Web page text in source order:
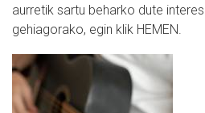
aurretik sartu beharko dute
gehiagorako, egin klik HEMEN.